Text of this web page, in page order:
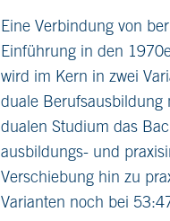
Eine Verbindung von
Einführung in den
wird im Kern in zwei
duale Berufsausbildung
dualen Studium das
ausbildungs- und
Verschiebung hin zu
Varianten noch bei